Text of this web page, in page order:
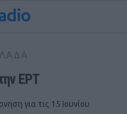
ΕΡΤ
για τις 15 Ιουνίου